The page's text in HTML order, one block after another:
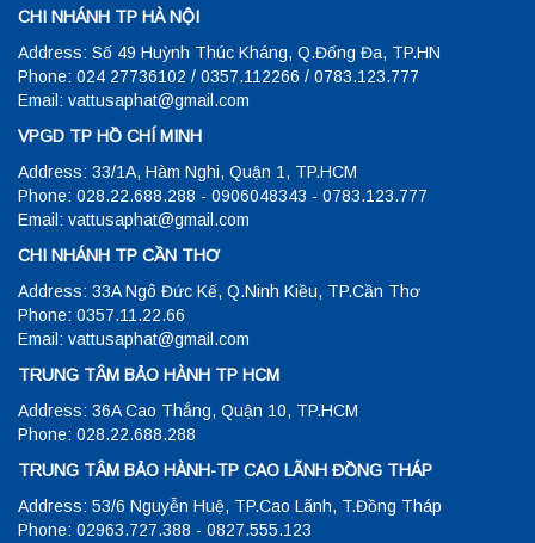
CHI NHÁNH TP HÀ NỘI
Address: Số 49 Huỳnh Thúc Kháng, Q.Đống Đa, TP.HN
Phone: 024 27736102 / 0357.112266 / 0783.123.777
Email: vattusaphat@gmail.com
VPGD TP HỒ CHÍ MINH
Address: 33/1A, Hàm Nghi, Quận 1, TP.HCM
Phone: 028.22.688.288 - 0906048343 - 0783.123.777
Email: vattusaphat@gmail.com
CHI NHÁNH TP CẦN THƠ
Address: 33A Ngô Đức Kế, Q.Ninh Kiều, TP.Cần Thơ
Phone: 0357.11.22.66
Email: vattusaphat@gmail.com
TRUNG TÂM BẢO HÀNH TP HCM
Address: 36A Cao Thắng, Quận 10, TP.HCM
Phone: 028.22.688.288
TRUNG TÂM BẢO HÀNH-TP CAO LÃNH ĐỒNG THÁP
Address: 53/6 Nguyễn Huệ, TP.Cao Lãnh, T.Đồng Tháp
Phone: 02963.727.388 - 0827.555.123